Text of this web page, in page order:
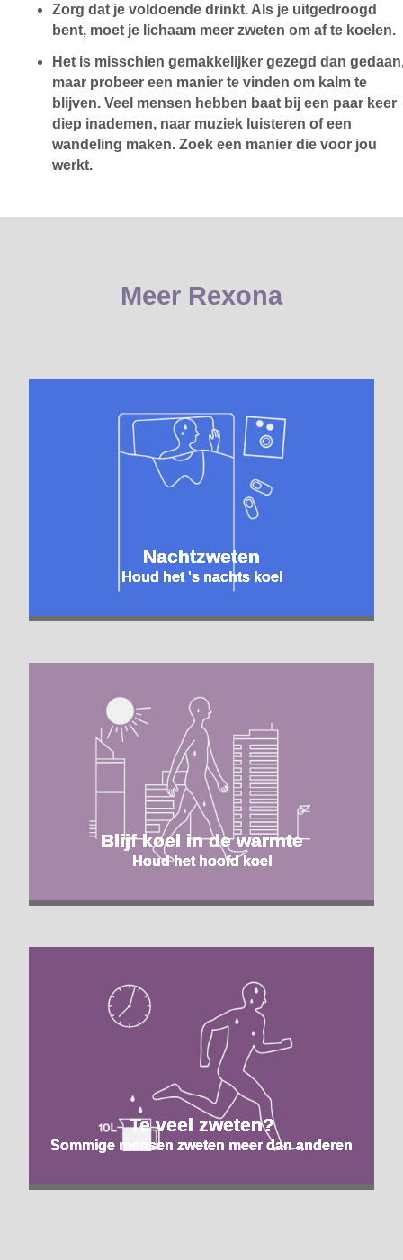
Zorg dat je voldoende drinkt. Als je uitgedroogd
bent, moet je lichaam meer zweten om af te koelen.
Het is misschien gemakkelijker gezegd dan
maar probeer een manier te vinden om kalm te
blijven. Veel mensen hebben baat bij een paar keer
diep inademen, naar muziek luisteren of een
wandeling maken. Zoek een manier die voor jou
werkt.
Meer Rexona
Nachtzweten
Houd het 's nachts koel
Blijf koel in de warmte
Houd het hoofd koel
Te veel zweten?
Sommige mensen zweten meer dan anderen